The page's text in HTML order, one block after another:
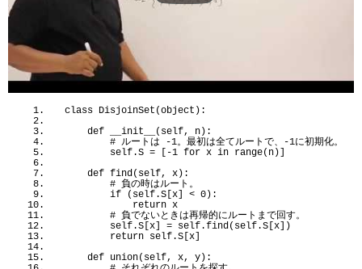
class DisjoinSet (object ) :
def
__init__ ( self, n) :
# ルートは -1。最初は全てルートで、-1に初期化。
        self.S =
[ -1 for x in range( n)]
def find ( self, x) :
# 負の時はルート。
if
( self.S [x] < 0) :
return x
# 負でないときは再帰的にルートまで回す。
        self.S
[x] = self.find ( self.S [x])
return self.S [x]
def union( self, x, y) :